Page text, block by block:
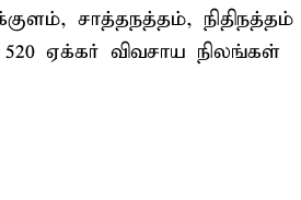
சாத்தநத்தம், நிதிநத்தம்
ஏக்கர் விவசாய நிலங்கள்